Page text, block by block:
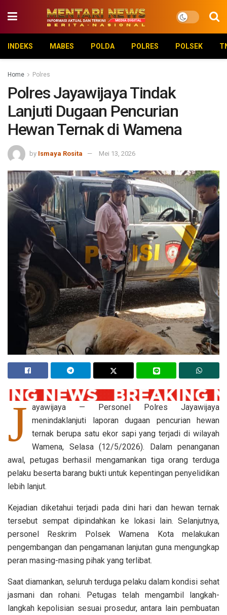
INDEKS MABES POLDA POLRES POLSEK
Home Polres
Polres Jayawijaya Tindak
Lanjuti Dugaan Pencurian
Hewan Ternak di Wamena
by Ismaya Rosita Mei 13, 2026
J ayawijaya — Personel Polres Jayawijaya
menindaklanjuti laporan dugaan pencurian hewan
ternak berupa satu ekor sapi yang terjadi di wilayah
Wamena, Selasa (12/5/2026). Dalam penanganan
awal, petugas berhasil mengamankan tiga orang terduga
pelaku beserta barang bukti untuk kepentingan penyelidikan
lebih lanjut.
Kejadian diketahui terjadi pada dini hari dan hewan ternak
tersebut sempat dipindahkan ke lokasi lain. Selanjutnya,
personel Reskrim Polsek Wamena Kota melakukan
pengembangan dan pengamanan lanjutan guna mengungkap
peran masing-masing pihak yang terlibat.
Saat diamankan, seluruh terduga pelaku dalam kondisi sehat
jasmani dan rohani. Petugas telah mengambil langkah-
langkah kepolisian sesuai prosedur, antara lain pembuatan